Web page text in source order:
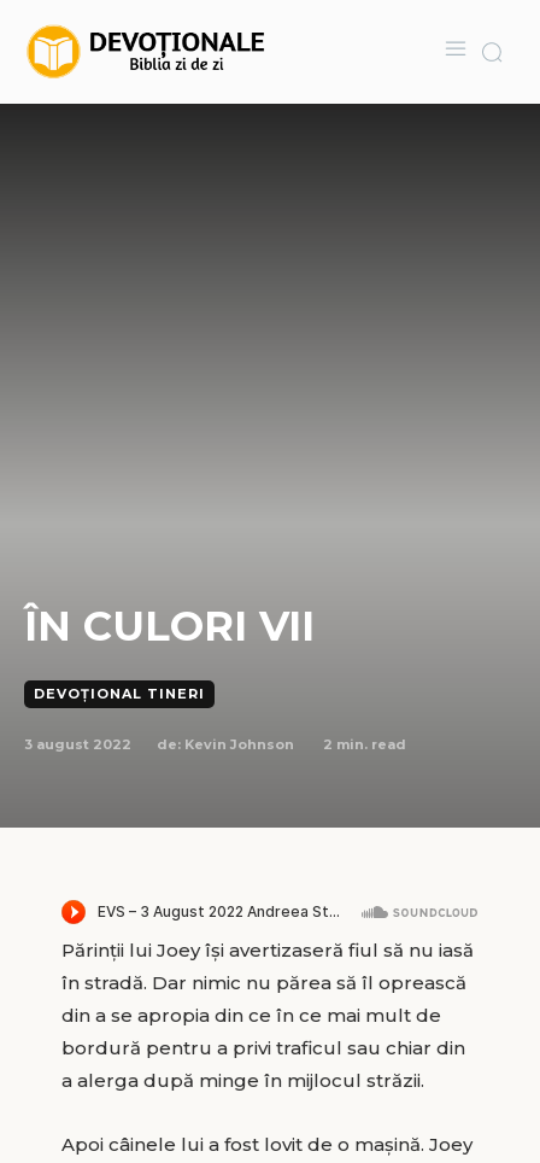
ÎN CULORI VII
DEVOȚIONAL TINERI
3 august 2022 de: Kevin Johnson 2 min. read
Părinții lui Joey își avertizaseră fiul să nu iasă
în stradă. Dar nimic nu părea să îl oprească
din a se apropia din ce în ce mai mult de
bordură pentru a privi traficul sau chiar din
a alerga după minge în mijlocul străzii.
Apoi câinele lui a fost lovit de o mașină. Joey